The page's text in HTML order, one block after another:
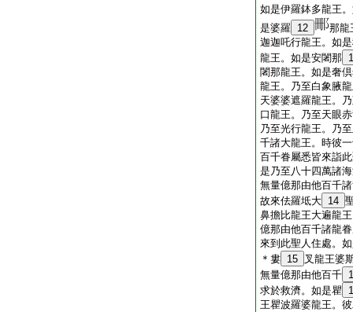
如是伊羅鉢多龍王
是婆羅 12
那龍
迦迦吒行龍王。如
龍王。如是安闍那
闍那龍王。如是奢
龍王。乃至白象腋
天婆婆遮羅龍王。
口龍王。乃至天眼
乃至光行龍王。乃
千諸大龍王。時彼
百千眷屬悉皆來詣
是乃至八十四萬諸
無量億那由他百千
故來佉羅坻大 14
鼻擔比龍王大遍龍
億那由他百千諸龍
來到此聖人住處。
＊婁 15 叉龍王婆
無量億那由他百千
求於救濟。如是瞿
王瞿波羅婆龍王。